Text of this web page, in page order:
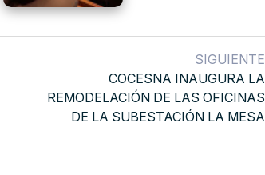
SIGUIENTE
COCESNA INAUGURA LA
REMODELACIÓN DE LAS OFICINAS
DE LA SUBESTACIÓN LA MESA